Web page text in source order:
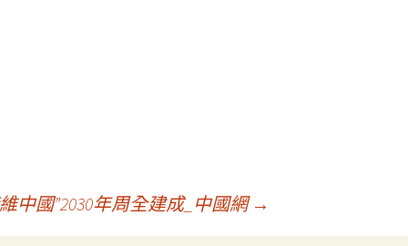
中國”2030年周全建成_中國網→